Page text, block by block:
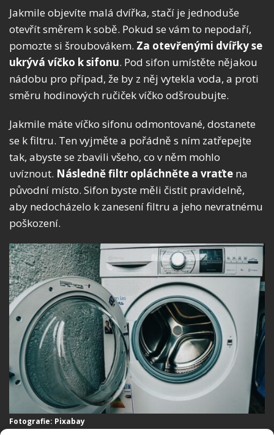
Jakmile objevíte malá dvířka, stačí je jednoduše
otevřít směrem k sobě. Pokud se vám to nepodaří,
pomozte si šroubovákem. Za otevřenými dvířky se
ukrývá víčko k sifonu. Pod sifon umístěte nějakou
nádobu pro případ, že by z něj vytekla voda, a proti
směru hodinových ručiček víčko odšroubujte.
Jakmile máte víčko sifonu odmontované, dostanete
se k filtru. Ten vyjměte a pořádně s ním zatřepejte
tak, abyste se zbavili všeho, co v něm mohlo
uvíznout. Následně filtr opláchněte a vraťte na
původní místo. Sifon byste měli čistit pravidelně,
aby nedocházelo k zanesení filtru a jeho nevratnému
poškození.
Fotografie: Pixabay